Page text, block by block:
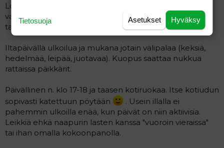
Lounas kotona klo 12-13, syövät kotiruokaa, joka
vaihtelee päivittäin (isäntä jaksaa kokata, mutta joskus
tarjolla on myös edellispäivän ruokaa).
Iltapäivällä ulkoilua ja mukana jotain välipalaa (keksiä,
hedelmää, leipää, juotavaa). Kuopus saattaa nukkua
rattaissa päikkärit.
Päivällinen n. klo 17-18 ja taasen kotiruokaa. Itse kotiudun
sopivasti katettuun pöytään
. Usein illalla ei
pahemmin ulkoilla enää, kun päivät on niin aktiivisia.
Leikkiä ehkä naapurin lasten kanssa "vuoroin vieraissa"
tai ihan omalla kokoonpanolla.
Hyväksy
Asetukset
Tietosuoja